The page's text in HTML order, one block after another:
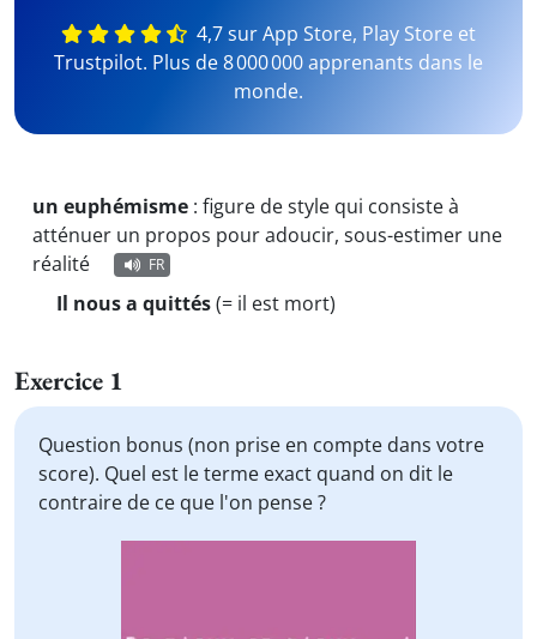
4,7 sur App Store, Play Store et
Trustpilot. Plus de 8 000 000 apprenants dans le
monde.
un euphémisme : figure de style qui consiste à
atténuer un propos pour adoucir, sous-estimer une
réalité
FR
Il nous a quittés(= il est mort)
Exercice 1
Question bonus (non prise en compte dans votre
score). Quel est le terme exact quand on dit le
contraire de ce que l'on pense ?